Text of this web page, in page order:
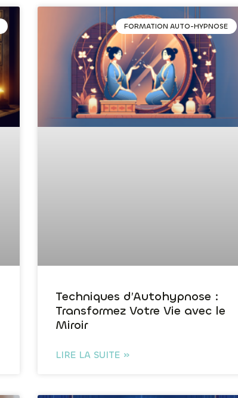
FORMATION AUTO-HYPNOSE
Techniques d’Autohypnose :
Transformez Votre Vie avec le
Miroir
LIRE LA SUITE »